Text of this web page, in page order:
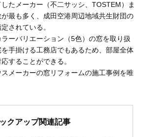
たメーカー（不二サッシ、TOSTEM）ま
最も多く、成田空港周辺地域共生財団の
されている。
ーバリエーション（5色）の窓を取り扱
手掛ける工務店でもあるため、部屋全体
することができる。
メーカーの窓リフォームの施工事例を唯
クアップ関連記事